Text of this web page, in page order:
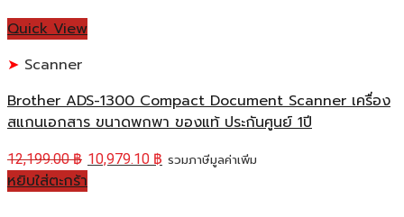
Quick View
Scanner
Brother ADS-1300 Compact Document Scanner เครื่อง
สแกนเอกสาร ขนาดพกพา ของแท้ ประกันศูนย์ 1ปี
12,199.00฿ 10,979.10 ฿ รวมภาษีมูลค่าเพิ่ม
หยิบใส่ตะกร้า